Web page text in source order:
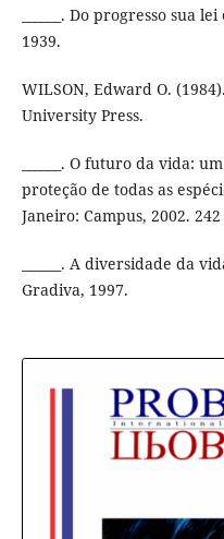
______. Do progresso sua
1939.
WILSON, Edward O.
University Press.
______. O futuro da vida:
proteção de todas as
Janeiro: Campus, 2002.
______. A diversidade da
Gradiva, 1997.